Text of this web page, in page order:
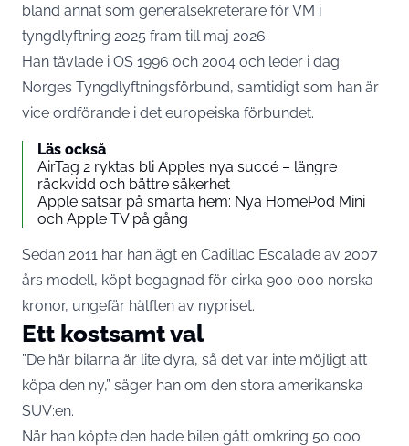
bland annat som generalsekreterare för VM i
tyngdlyftning 2025 fram till maj 2026.
Han tävlade i OS 1996 och 2004 och leder i dag
Norges Tyngdlyftningsförbund, samtidigt som han är
vice ordförande i det europeiska förbundet.
Läs också
AirTag 2 ryktas bli Apples nya succé – längre
räckvidd och bättre säkerhet
Apple satsar på smarta hem: Nya HomePod Mini
och Apple TV på gång
Sedan 2011 har han ägt en Cadillac Escalade av 2007
års modell, köpt begagnad för cirka 900 000 norska
kronor, ungefär hälften av nypriset.
Ett kostsamt val
”De här bilarna är lite dyra, så det var inte möjligt att
köpa den ny,” säger han om den stora amerikanska
SUV:en.
När han köpte den hade bilen gått omkring 50 000